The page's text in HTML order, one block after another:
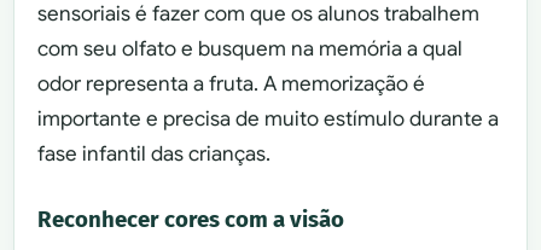
sensoriais é fazer com que os alunos trabalhem
com seu olfato e busquem na memória a qual
odor representa a fruta. A memorização é
importante e precisa de muito estímulo durante a
fase infantil das crianças.
Reconhecer cores com a visão